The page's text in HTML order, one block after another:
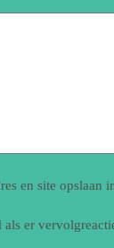
en site opslaan
als er